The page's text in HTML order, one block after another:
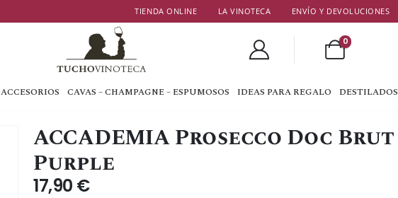
TIENDA ONLINE LA VINOTECA ENVÍO Y DEVOLUCIONES
0
ACCESORIOS CAVAS – CHAMPAGNE – ESPUMOSOS IDEAS PARA REGALO DESTILADOS
ACCADEMIA Prosecco Doc Brut
Purple
17,90 €